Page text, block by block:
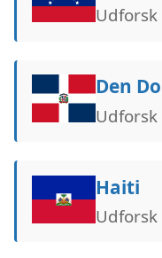
Den
Haiti